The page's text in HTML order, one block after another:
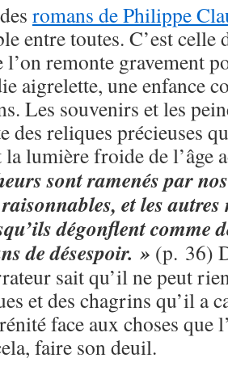
romans de Philippe
entre toutes. C’est celle
l’on remonte gravement
aigrelette, une enfance
Les souvenirs et les
des reliques précieuses
lumière froide de l’âge
sont ramenés par
et les
dégonflent comme
de désespoir. » (p. 36)
sait qu’il ne peut
et des chagrins qu’il a
face aux choses que
faire son deuil.